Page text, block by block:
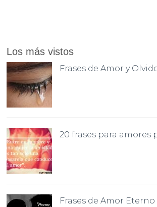
Los más vistos
Frases de Amor y
20 frases para amores
Frases de Amor Eterno